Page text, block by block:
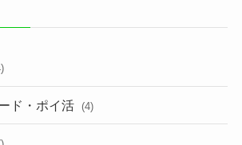
ド・ポイ活 (4)